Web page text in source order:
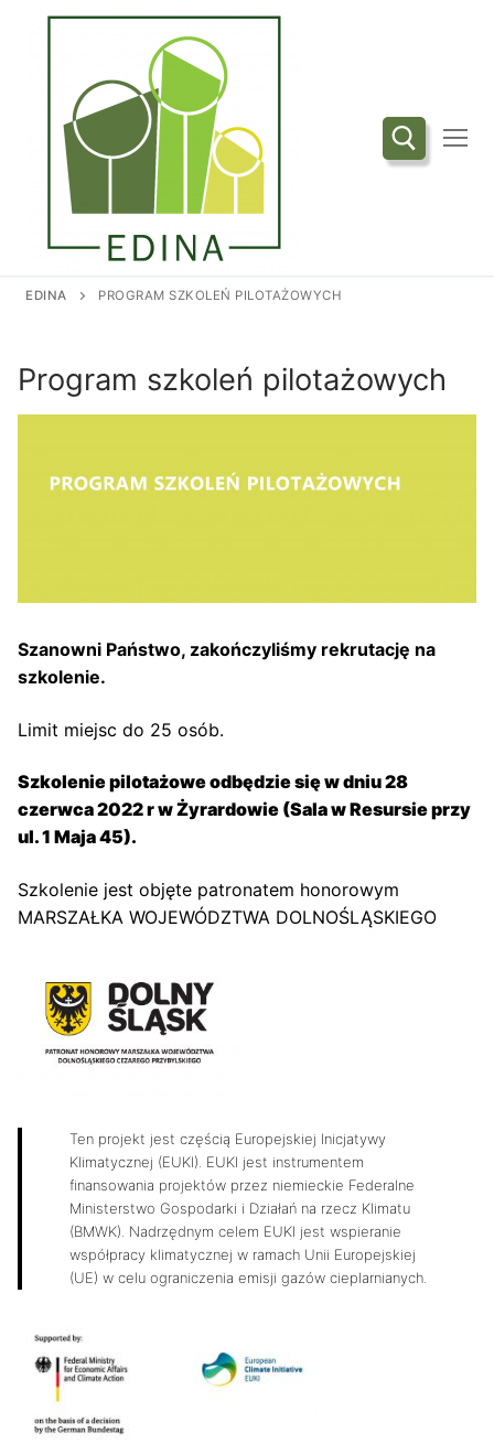
Przejdź
Szukaj:
EDINA PROGRAM SZKOLEŃ PILOTAŻOWYCH
Program szkoleń pilotażowych
Szanowni Państwo, zakończyliśmy rekrutację na
szkolenie.
Limit miejsc do 25 osób.
Szkolenie pilotażowe odbędzie się w dniu 28
czerwca 2022 r w Żyrardowie (Sala w Resursie przy
ul. 1 Maja 45).
Szkolenie jest objęte patronatem honorowym
MARSZAŁKA WOJEWÓDZTWA DOLNOŚLĄSKIEGO
Ten projekt jest częścią Europejskiej Inicjatywy
Klimatycznej (EUKI). EUKI jest instrumentem
finansowania projektów przez niemieckie Federalne
Ministerstwo Gospodarki i Działań na rzecz Klimatu
(BMWK). Nadrzędnym celem EUKI jest wspieranie
współpracy klimatycznej w ramach Unii Europejskiej
(UE) w celu ograniczenia emisji gazów cieplarnianych.